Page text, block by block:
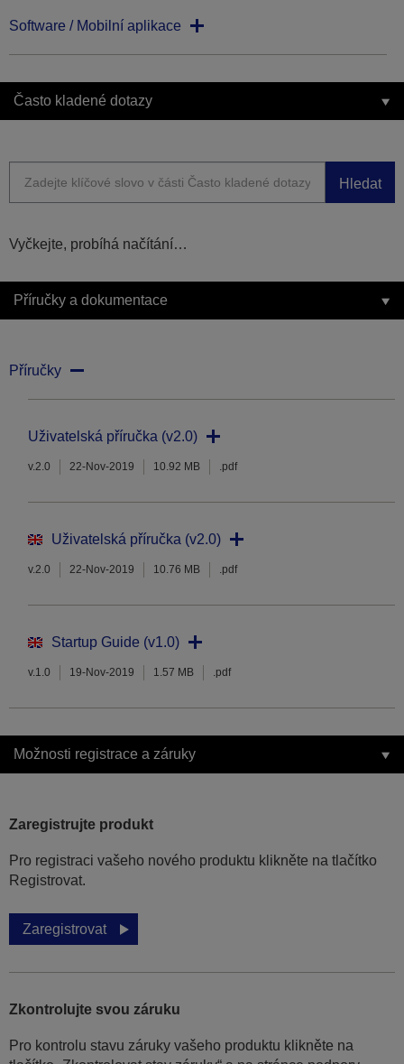
Software / Mobilní aplikace
Často kladené dotazy
Hledat
Vyčkejte, probíhá načítání…
Příručky a dokumentace
Příručky
Uživatelská příručka (v2.0)
v.2.0 22-Nov-2019 10.92 MB .pdf
Uživatelská příručka (v2.0)
v.2.0 22-Nov-2019 10.76 MB .pdf
Startup Guide (v1.0)
v.1.0 19-Nov-2019 1.57 MB .pdf
Možnosti registrace a záruky
Zaregistrujte produkt
Pro registraci vašeho nového produktu klikněte na tlačítko
Registrovat.
Zaregistrovat
Zkontrolujte svou záruku
Pro kontrolu stavu záruky vašeho produktu klikněte na